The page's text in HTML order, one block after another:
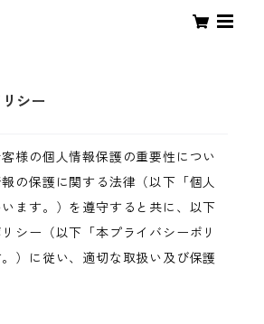
シー
様の個人情報保護の重要性につい
の保護に関する法律（以下「個人
ます。）を遵守すると共に、以下
シー（以下「本プライバシーポリ
）に従い、適切な取扱い及び保護